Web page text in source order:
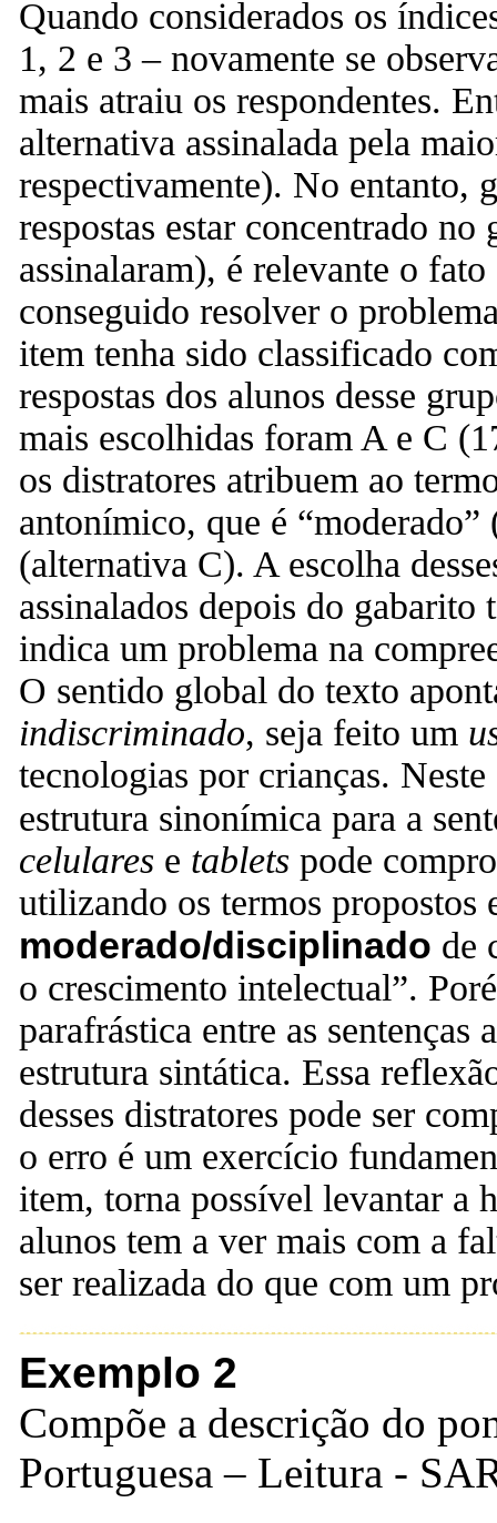
Quando considerados os
1, 2 e 3 – novamente se
mais atraiu os respondentes.
alternativa assinalada pela
respectivamente). No entanto,
respostas estar concentrado
assinalaram), é relevante o
conseguido resolver o
item tenha sido classificado
respostas dos alunos desse
mais escolhidas foram A e C
os distratores atribuem ao
antonímico, que é
(alternativa C). A escolha
assinalados depois do
indica um problema na
O sentido global do texto
indiscriminado, seja feito um
tecnologias por crianças.
estrutura sinonímica para a
celulares e tablets pode
utilizando os termos propostos
moderado/disciplinado de
o crescimento intelectual”.
parafrástica entre as
estrutura sintática. Essa
desses distratores pode ser
o erro é um exercício
item, torna possível levantar a
alunos tem a ver mais com a
ser realizada do que com um
Exemplo 2
Compõe a descrição do
Portuguesa – Leitura -